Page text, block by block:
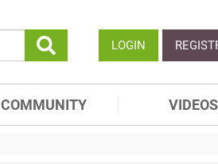
LOGIN
COMMUNITY VIDEOS